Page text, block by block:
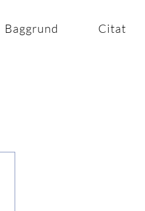
Baggrund Citat